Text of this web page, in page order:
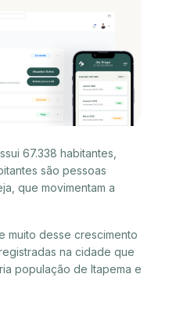
67.338 habitantes,
são pessoas
que movimentam a
muito desse crescimento
na cidade que
população de Itapema e